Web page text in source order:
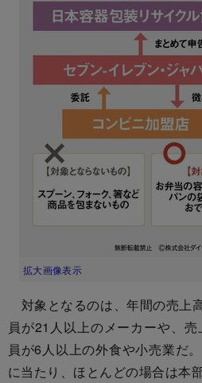
拡大画像表示
対象となるのは、年間の売上
員が21人以上のメーカーや、
員が6人以上の外食や小売業だ
に当たり、ほとんどの場合は本